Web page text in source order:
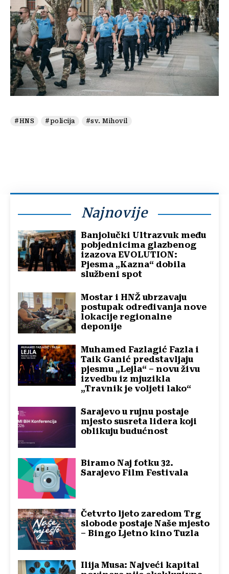
#HNS #policija #sv. Mihovil
Najnovije
Banjolučki Ultrazvuk među
pobjednicima glazbenog
izazova EVOLUTION:
Pjesma „Kazna“ dobila
službeni spot
Mostar i HNŽ ubrzavaju
postupak određivanja nove
lokacije regionalne
deponije
Muhamed Fazlagić Fazla i
Taik Ganić predstavljaju
pjesmu „Lejla“ – novu živu
izvedbu iz mjuzikla
„Travnik je voljeti lako“
Sarajevo u rujnu postaje
mjesto susreta lidera koji
oblikuju budućnost
Biramo Naj fotku 32.
Sarajevo Film Festivala
Četvrto ljeto zaredom Trg
slobode postaje Naše mjesto
– Bingo Ljetno kino Tuzla
Ilija Musa: Najveći kapital